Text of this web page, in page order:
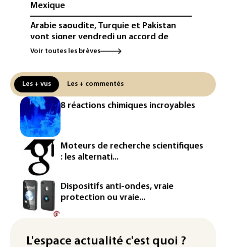
Mexique
Arabie saoudite, Turquie et Pakistan
vont signer vendredi un accord de
défense (source proche de l'armée)
d'ados britanniques compte
contourner le couvre-feu (sondage)
Puces et solaire: les Etats-Unis taxent
un matériau clé dominé par la Chine
Les Etats-Unis veulent contrôler la
production d'un composant des
semiconducteurs et panneaux solaires
Washington étend le contrôle des
réseaux sociaux des étrangers
demandeurs de visas
cyberattaque
Voir toutes les brèves
Les + vus Les + commentés
8 réactions chimiques incroyables
Moteurs de recherche scientifiques
: les alternati...
Dispositifs anti-ondes, vraie
protection ou vraie...
L'espace actualité c'est quoi ?